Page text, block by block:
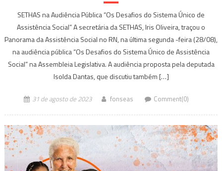
SETHAS na Audiência Pública “Os Desafios do Sistema Único de
Assistência Social” A secretária da SETHAS, Iris Oliveira, traçou o
Panorama da Assistência Social no RN, na última segunda -feira (28/08),
na audiência pública “Os Desafios do Sistema Único de Assistência
Social” na Assembleia Legislativa. A audiência proposta pela deputada
Isolda Dantas, que discutiu também […]
31 de agosto de 2023 fonseas Comment(0)